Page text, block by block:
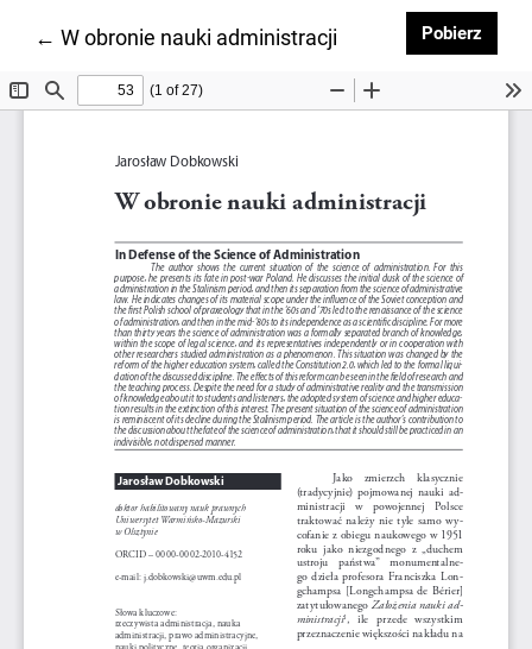
← Wróć do szczegółów artykułu
W obronie nauki administracji Pobierz